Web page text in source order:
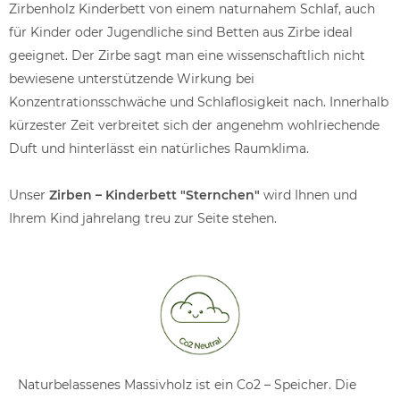
Zirbenholz Kinderbett von einem naturnahem Schlaf, auch
für Kinder oder Jugendliche sind Betten aus Zirbe ideal
geeignet. Der Zirbe sagt man eine wissenschaftlich nicht
bewiesene unterstützende Wirkung bei
Konzentrationsschwäche und Schlaflosigkeit nach. Innerhalb
kürzester Zeit verbreitet sich der angenehm wohlriechende
Duft und hinterlässt ein natürliches Raumklima.
Unser Zirben – Kinderbett "Sternchen" wird Ihnen und
Ihrem Kind jahrelang treu zur Seite stehen.
Naturbelassenes Massivholz ist ein Co2 – Speicher. Die